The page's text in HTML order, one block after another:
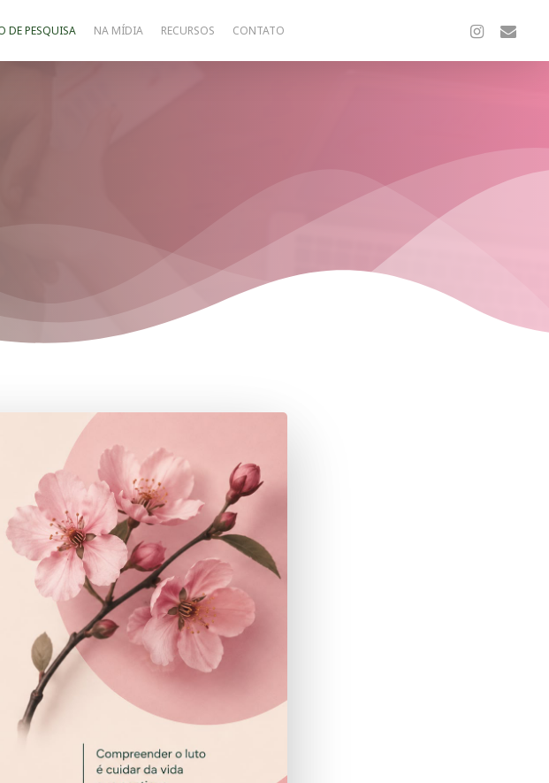
DE PESQUISA NA MÍDIA RECURSOS CONTATO INSTAGRAM
EMAIL